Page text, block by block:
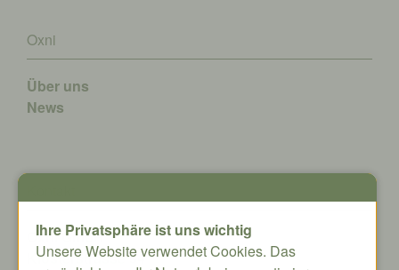
Oxni
Über uns
News
Oxni GmbH
Klosterstrasse 34
Ihre Privatsphäre ist uns wichtig
Unsere Website verwendet Cookies. Das